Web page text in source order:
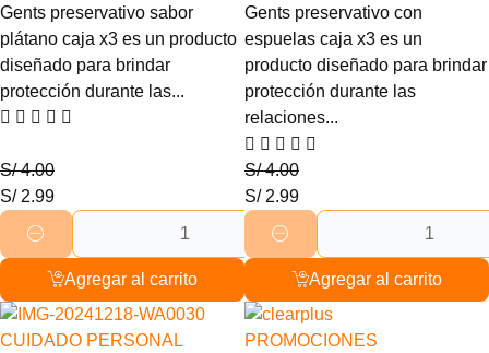
Gents preservativo sabor
plátano caja x3 es un producto
diseñado para brindar
protección durante las...
S/4.00
S/2.99
Agregar al carrito
Gents preservativo con
espuelas caja x3 es un
producto diseñado para brindar
protección durante las
relaciones...
S/4.00
S/2.99
Agregar al carrito
25% Descuento
CUIDADO PERSONAL 14% Descuento
PROMOCIONES